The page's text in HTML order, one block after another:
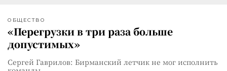
ОБЩЕСТВО
«Перегрузки в три раза больше
допустимых»
Сергей Гаврилов: Бирманский летчик не мог исполнить